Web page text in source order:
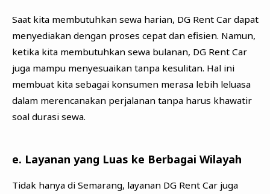
Saat kita membutuhkan sewa harian, DG Rent Car dapat
menyediakan dengan proses cepat dan efisien. Namun,
ketika kita membutuhkan sewa bulanan, DG Rent Car
juga mampu menyesuaikan tanpa kesulitan. Hal ini
membuat kita sebagai konsumen merasa lebih leluasa
dalam merencanakan perjalanan tanpa harus khawatir
soal durasi sewa.
e. Layanan yang Luas ke Berbagai Wilayah
Tidak hanya di Semarang, layanan DG Rent Car juga